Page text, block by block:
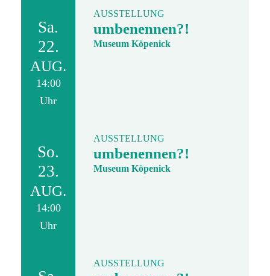
Sa.
22.
AUG.
14:00
Uhr
AUSSTELLUNG
umbenennen?!
Museum Köpenick
So.
23.
AUG.
14:00
Uhr
AUSSTELLUNG
umbenennen?!
Museum Köpenick
AUSSTELLUNG